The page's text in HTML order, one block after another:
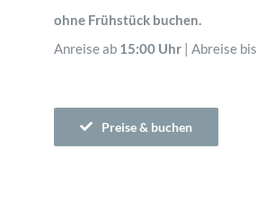
ohne Frühstück buchen.
Anreise ab 15:00 Uhr| Abreise bis
Preise & buchen